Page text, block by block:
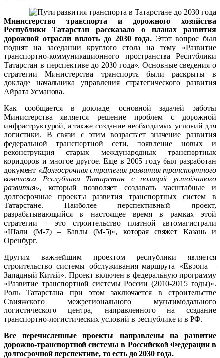
Министерство транспорта и дорожного хозяйства
Республики Татарстан рассказало о планах развития
дорожной отрасли вплоть до 2030 года. Этот вопрос был
поднят на заседании круглого стола на тему «Развитие
транспортно-коммуникационного пространства Республики
Татарстан в перспективе до 2030 года». Основные сведения о
стратегии Министерства транспорта были раскрыты в
докладе начальника управления стратегического развития
Айрата Усманова.
Как сообщается в докладе, основной задачей работы
Министерства является решение проблем с дорожной
инфраструктурой, а также создание необходимых условий для
логистики. В связи с этим возрастает значение развития
федеральной транспортной сети, появление новых и
реконструкция старых международных транспортных
коридоров и многое другое. Еще в 2005 году был разработан
документ «Долгосрочная стратегия развития транспортного
комплекса Республики Татарстан с позиций устойчивого
развития», который позволяет создавать масштабные и
долгосрочные проекты развития транспортных систем в
Татарстане. Наиболее перспективный проект,
разрабатывающийся в настоящее время в рамках этой
стратегии – это строительство платной автомагистрали
«Шали (М-7) – Бавлы (М-5)», которая свяжет Казань и
Оренбург.
Другим важнейшим проектом республики является
строительство системы обслуживания маршрута «Европа –
Западный Китай». Проект включен в федеральную программу
«Развитие транспортной системы России (2010-2015 годы)».
Роль Татарстана при этом заключается в строительстве
Свияжского межрегионального мультимодального
логистического центра, направленного на создание
транспортно-логистических условий в республике и в РФ.
Все перечисленные проекты направлены на развитие
дорожно-транспортной системы в Российской Федерации в
долгосрочной перспективе, то есть до 2030 года.